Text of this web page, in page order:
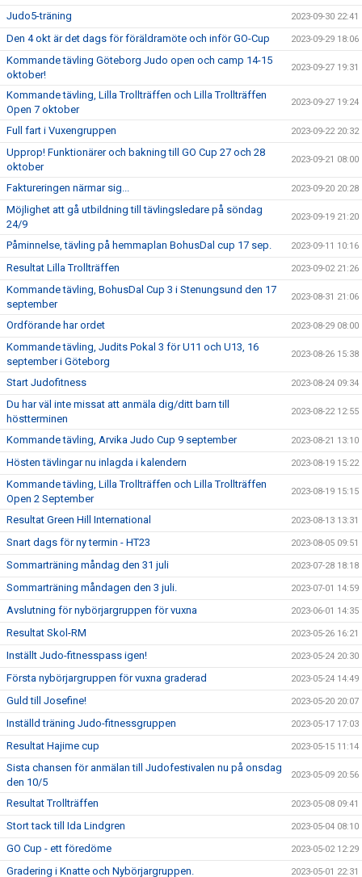
Judo5-träning 2023-09-30 22:41
Den 4 okt är det dags för föräldramöte och inför GO-Cup 2023-09-29 18:06
Kommande tävling Göteborg Judo open och camp 14-15
oktober!
2023-09-27 19:31
Kommande tävling, Lilla Trollträffen och Lilla Trollträffen
Open 7 oktober
2023-09-27 19:24
Full fart i Vuxengruppen 2023-09-22 20:32
Upprop! Funktionärer och bakning till GO Cup 27 och 28
oktober
2023-09-21 08:00
Faktureringen närmar sig... 2023-09-20 20:28
Möjlighet att gå utbildning till tävlingsledare på söndag
24/9
2023-09-19 21:20
Påminnelse, tävling på hemmaplan BohusDal cup 17 sep. 2023-09-11 10:16
Resultat Lilla Trollträffen 2023-09-02 21:26
Kommande tävling, BohusDal Cup 3 i Stenungsund den 17
september
2023-08-31 21:06
Ordförande har ordet 2023-08-29 08:00
Kommande tävling, Judits Pokal 3 för U11 och U13, 16
september i Göteborg
2023-08-26 15:38
Start Judofitness 2023-08-24 09:34
Du har väl inte missat att anmäla dig/ditt barn till
höstterminen
2023-08-22 12:55
Kommande tävling, Arvika Judo Cup 9 september 2023-08-21 13:10
Hösten tävlingar nu inlagda i kalendern 2023-08-19 15:22
Kommande tävling, Lilla Trollträffen och Lilla Trollträffen
Open 2 September
2023-08-19 15:15
Resultat Green Hill International 2023-08-13 13:31
Snart dags för ny termin - HT23 2023-08-05 09:51
Sommarträning måndag den 31 juli 2023-07-28 18:18
Sommarträning måndagen den 3 juli. 2023-07-01 14:59
Avslutning för nybörjargruppen för vuxna 2023-06-01 14:35
Resultat Skol-RM 2023-05-26 16:21
Inställt Judo-fitnesspass igen! 2023-05-24 20:30
Första nybörjargruppen för vuxna graderad 2023-05-24 14:49
Guld till Josefine! 2023-05-20 20:07
Inställd träning Judo-fitnessgruppen 2023-05-17 17:03
Resultat Hajime cup 2023-05-15 11:14
Sista chansen för anmälan till Judofestivalen nu på onsdag
den 10/5
2023-05-09 20:56
Resultat Trollträffen 2023-05-08 09:41
Stort tack till Ida Lindgren 2023-05-04 08:10
GO Cup - ett föredöme 2023-05-02 12:29
Gradering i Knatte och Nybörjargruppen. 2023-05-01 22:31